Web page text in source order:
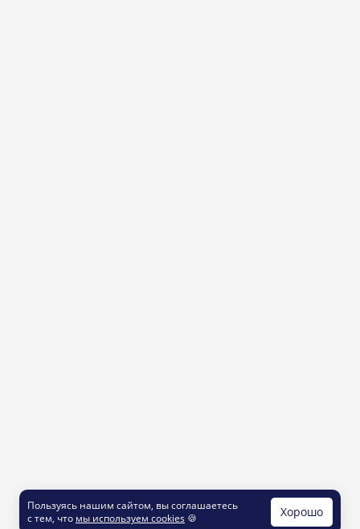
Пользуясь нашим сайтом, вы соглашаетесь
с тем, что мы используем cookies 🍪 Хорошо